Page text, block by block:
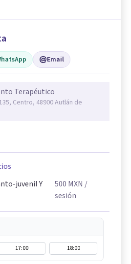
Email
Terapéutico
Centro, 48900 Autlán de
juvenil Y
500 MXN /
sesión
17:00 18:00